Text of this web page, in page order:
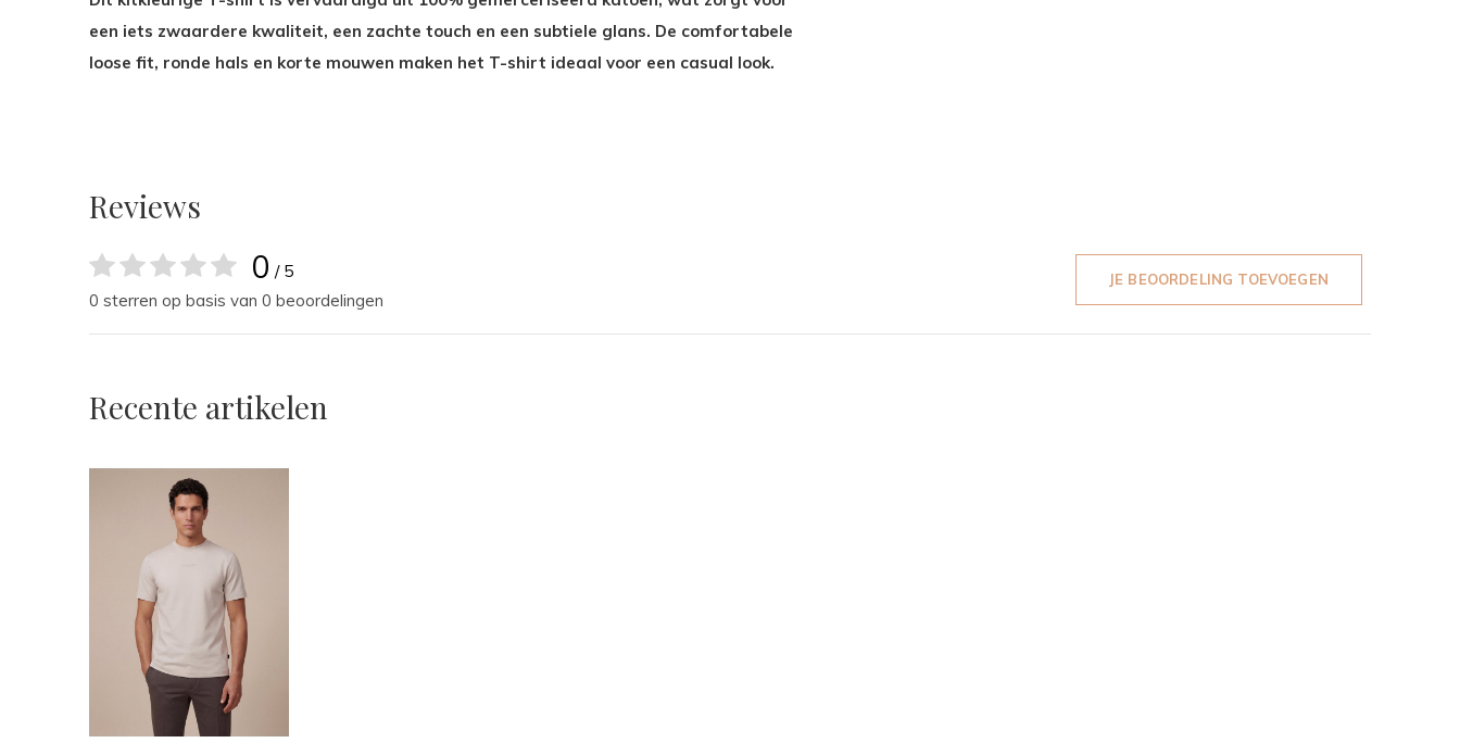
een iets zwaardere kwaliteit, een zachte touch en een subtiele glans. De comfortabele
loose fit, ronde hals en korte mouwen maken het T-shirt ideaal voor een casual look.
Reviews
0 / 5
0 sterren op basis van 0 beoordelingen
JE BEOORDELING TOEVOEGEN
Recente artikelen